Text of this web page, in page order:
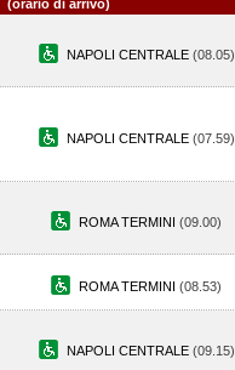
(orario di arrivo)
NAPOLI CENTRALE (08.05)
NAPOLI CENTRALE (07.59)
ROMA TERMINI (09.00)
ROMA TERMINI (08.53)
NAPOLI CENTRALE (09.15)